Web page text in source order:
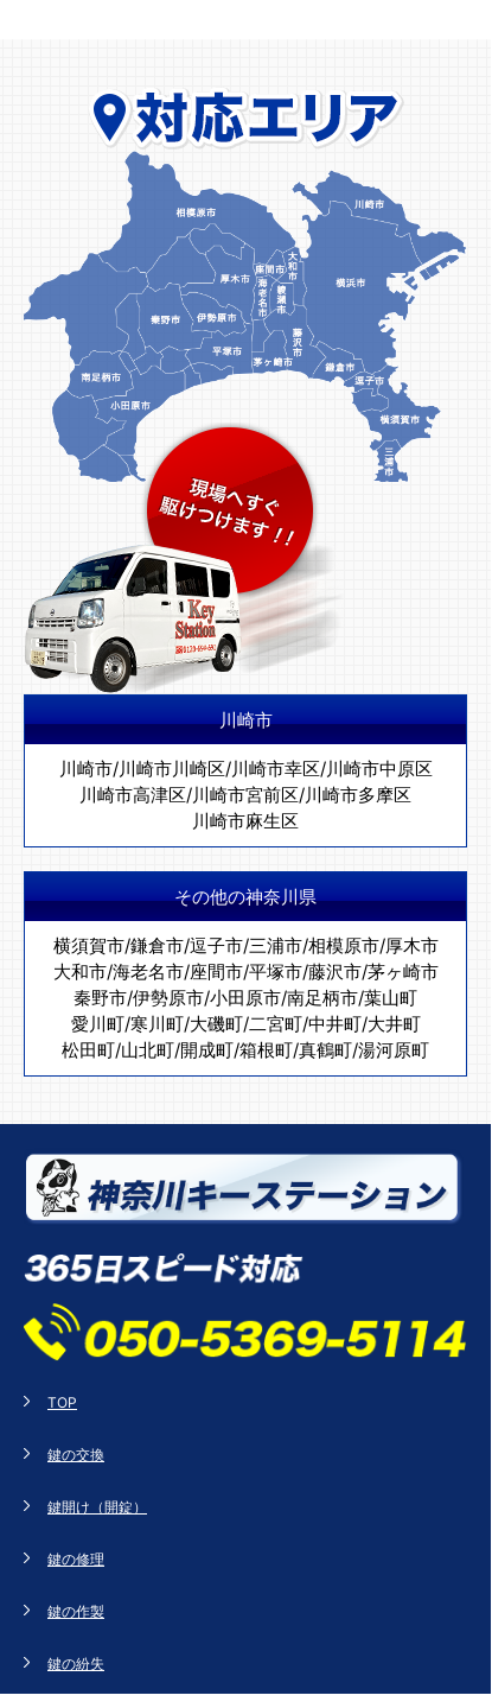
川崎市
川崎市/川崎市川崎区/川崎市幸区/川崎市中原区
川崎市高津区/川崎市宮前区/川崎市多摩区
川崎市麻生区
その他の神奈川県
横須賀市/鎌倉市/逗子市/三浦市/相模原市/厚木市
大和市/海老名市/座間市/平塚市/藤沢市/茅ヶ崎市
秦野市/伊勢原市/小田原市/南足柄市/葉山町
愛川町/寒川町/大磯町/二宮町/中井町/大井町
松田町/山北町/開成町/箱根町/真鶴町/湯河原町
TOP
鍵の交換
鍵開け（開錠）
鍵の修理
鍵の作製
鍵の紛失